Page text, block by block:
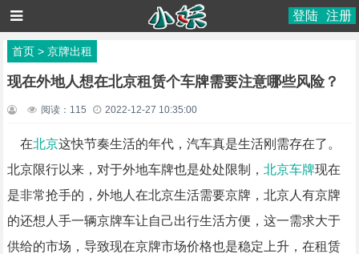
登陆 注册
首页> 京牌出租
现在外地人想在北京租赁个车牌需要注意哪些风险？
阅读： 115 2022-12-27 10:35:00
在北京这快节奏生活的年代，汽车真是生活刚需存在了。
北京限行以来，对于外地车牌也是处处限制， 北京车牌现在
是非常抢手的，外地人在北京生活需要京牌，北京人有京牌
的还想人手一辆京牌车让自己出行生活方便，这一需求大于
供给的市场，导致现在京牌市场价格也是稳定上升，在租赁